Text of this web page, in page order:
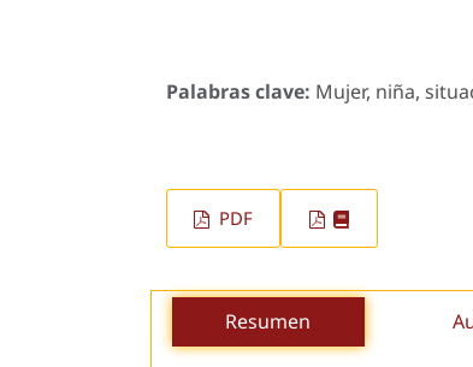
Palabras clave: Mujer, niña,
PDF
Resumen